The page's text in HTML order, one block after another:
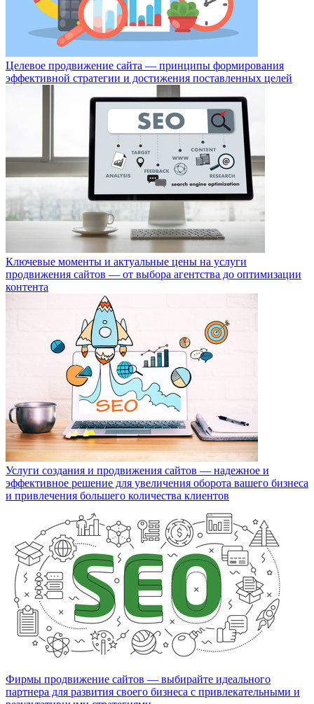
Целевое продвижение сайта — принципы формирования
эффективной стратегии и достижения поставленных целей
Ключевые моменты и актуальные цены на услуги
продвижения сайтов — от выбора агентства до оптимизации
контента
Услуги создания и продвижения сайтов — надежное и
эффективное решение для увеличения оборота вашего бизнеса
и привлечения большего количества клиентов
Фирмы продвижение сайтов — выбирайте идеального
партнера для развития своего бизнеса с привлекательными и